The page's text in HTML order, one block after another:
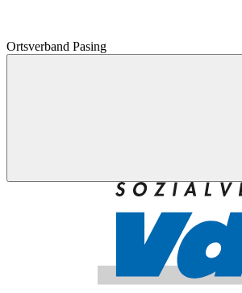
Ortsverband Pasing